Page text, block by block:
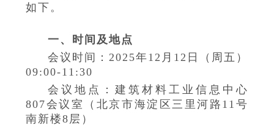
如下。
一、时间及地点
会议时间：2025年12月12日（周五）
09:00-11:30
会议地点：建筑材料工业信息中心
807会议室
（北京市海淀区三里河路11号
南新楼8层）